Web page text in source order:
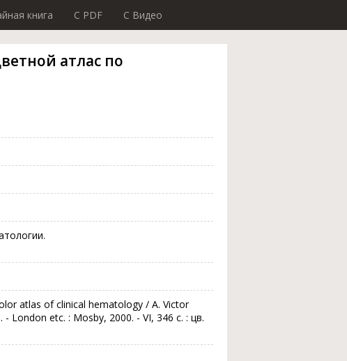
книга C PDF C Видео
атлас по
atlas of clinical hematology / A. Victor
London etc. : Mosby, 2000. - VI, 346 c. : цв.